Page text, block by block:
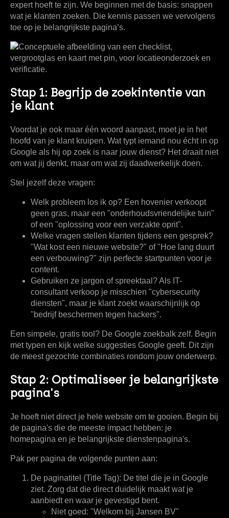
expert hoeft te zijn. We beginnen met de basis: snappen
wat je klanten zoeken. Die kennis passen we vervolgens
toe op je belangrijkste pagina’s.
Stap 1: Begrijp de zoekintentie van
je klant
Voordat je ook maar één woord aanpast, moet je in het
hoofd van je klant kruipen. Wat typt iemand nou écht in op
Google als hij op zoek is naar jouw dienst? Het draait niet
om wat jij denkt, maar om wat zij daadwerkelijk doen.
Stel jezelf deze vragen:
Welk probleem los ik op? Een hovenier verkoopt
geen gras, maar een "onderhoudsvriendelijke tuin"
of een "oplossing voor een verzakte oprit".
Welke vragen stellen klanten tijdens een gesprek?
"Wat kost een nieuwe website?" of "Hoe lang duurt
een verbouwing?" zijn perfecte startpunten voor je
content.
Gebruiken ze jargon of spreektaal?Als IT-
consultant verkoop je misschien "cybersecurity
diensten", maar je klant zoekt waarschijnlijk op
"bedrijf beschermen tegen hackers".
Een simpele, gratis tool? De Google zoekbalk zelf. Begin
met typen en kijk welke suggesties Google geeft. Dit zijn
de meest gezochte combinaties rondom jouw onderwerp.
Stap 2: Optimaliseer je belangrijkste
pagina's
Je hoeft niet direct je hele website om te gooien. Begin bij
de pagina's die de meeste impact hebben: je
homepagina en je belangrijkste dienstenpagina's.
Pak per pagina de volgende punten aan:
De paginatitel (Title Tag): De titel die je in Google
ziet. Zorg dat die direct duidelijk maakt wat je
aanbiedt en waar je gevestigd bent.
Niet goed: "Welkom bij Jansen BV"